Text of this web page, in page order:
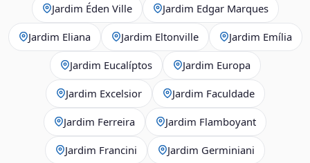
Jardim Éden Ville Jardim Edgar Marques
Jardim Eliana Jardim Eltonville Jardim Emília
Jardim Eucalíptos Jardim Europa
Jardim Excelsior Jardim Faculdade
Jardim Ferreira Jardim Flamboyant
Jardim Francini Jardim Germiniani